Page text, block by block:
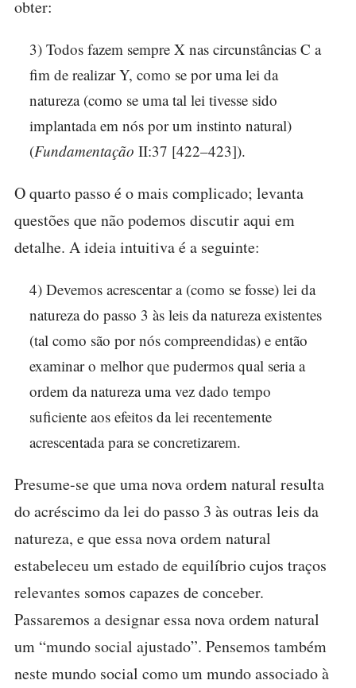
obter:
3) Todos fazem sempre X nas circunstâncias C a
fim de realizar Y, como se por uma lei da
natureza (como se uma tal lei tivesse sido
implantada em nós por um instinto natural)
(Fundamentação II:37 [422–423]).
O quarto passo é o mais complicado; levanta
questões que não podemos discutir aqui em
detalhe. A ideia intuitiva é a seguinte:
4) Devemos acrescentar a (como se fosse) lei da
natureza do passo 3 às leis da natureza existentes
(tal como são por nós compreendidas) e então
examinar o melhor que pudermos qual seria a
ordem da natureza uma vez dado tempo
suficiente aos efeitos da lei recentemente
acrescentada para se concretizarem.
Presume-se que uma nova ordem natural resulta
do acréscimo da lei do passo 3 às outras leis da
natureza, e que essa nova ordem natural
estabeleceu um estado de equilíbrio cujos traços
relevantes somos capazes de conceber.
Passaremos a designar essa nova ordem natural
um “mundo social ajustado”. Pensemos também
neste mundo social como um mundo associado à